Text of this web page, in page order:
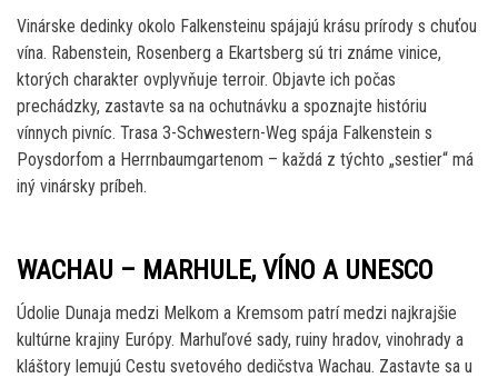
Vinárske dedinky okolo Falkensteinu spájajú krásu prírody s chuťou
vína. Rabenstein, Rosenberg a Ekartsberg sú tri známe vinice,
ktorých charakter ovplyvňuje terroir. Objavte ich počas
prechádzky, zastavte sa na ochutnávku a spoznajte históriu
vínnych pivníc. Trasa 3-Schwestern-Weg spája Falkenstein s
Poysdorfom a Herrnbaumgartenom – každá z týchto „sestier“ má
iný vinársky príbeh.
WACHAU – MARHULE, VÍNO A UNESCO
Údolie Dunaja medzi Melkom a Kremsom patrí medzi najkrajšie
kultúrne krajiny Európy. Marhuľové sady, ruiny hradov, vinohrady a
kláštory lemujú Cestu svetového dedičstva Wachau. Zastavte sa u